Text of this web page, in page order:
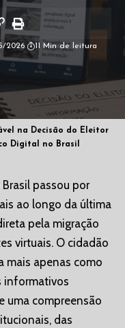
2026 11 Min de leitura
na Decisão do Eleitor
Digital no Brasil
passou por
ao longo da última
pela migração
virtuais. O cidadão
mais apenas como
informativos
uma compreensão
das